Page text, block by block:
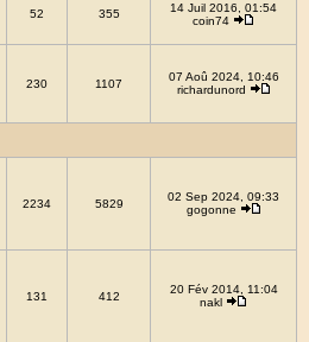
52 355
14 Juil 2016, 01:54
coin74
230 1107
07 Aoû 2024, 10:46
richardunord
2234 5829
02 Sep 2024, 09:33
gogonne
131 412
20 Fév 2014, 11:04
nakl